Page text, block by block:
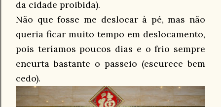
da cidade proibida).
Não que fosse me deslocar à pé, mas não
queria ficar muito tempo em deslocamento,
pois teríamos poucos dias e o frio sempre
encurta bastante o passeio (escurece bem
cedo).